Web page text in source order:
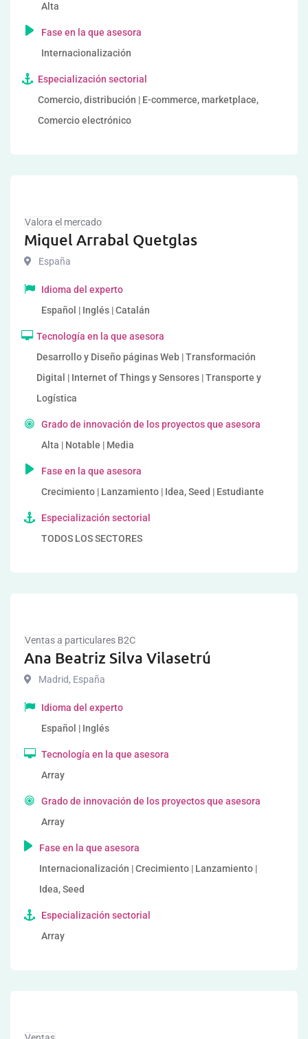
Alta
Fase en la que asesora
Internacionalización
Especialización sectorial
Comercio, distribución | E-commerce, marketplace,
Comercio electrónico
Valora el mercado
Miquel Arrabal Quetglas
España
Idioma del experto
Español | Inglés | Catalán
Tecnología en la que asesora
Desarrollo y Diseño páginas Web | Transformación
Digital | Internet of Things y Sensores | Transporte y
Logística
Grado de innovación de los proyectos que asesora
Alta | Notable | Media
Fase en la que asesora
Crecimiento | Lanzamiento | Idea, Seed | Estudiante
Especialización sectorial
TODOS LOS SECTORES
Ventas a particulares B2C
Ana Beatriz Silva Vilasetrú
Madrid, España
Idioma del experto
Español | Inglés
Tecnología en la que asesora
Array
Grado de innovación de los proyectos que asesora
Array
Fase en la que asesora
Internacionalización | Crecimiento | Lanzamiento |
Idea, Seed
Especialización sectorial
Array